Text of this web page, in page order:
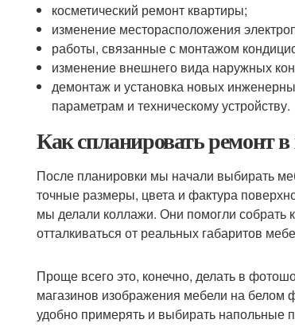
косметический ремонт квартиры;
изменение месторасположения
работы, связанные с монтажом
изменение внешнего вида наружных
демонтаж и установка новых
параметрам и техническому устройству.
Как спланировать ремонт
После планировки мы начали выбирать
точные размеры, цвета и фактура
мы делали коллажи. Они помогли собрать
отталкиваться от реальных габаритов
Проще всего это, конечно, делать в
магазинов изображения мебели на
удобно примерять и выбирать напольные